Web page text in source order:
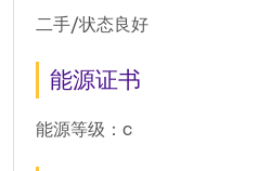
二手/状态良好
能源证书
能源等级：c